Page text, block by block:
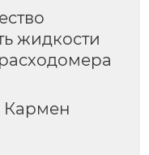
жидкости
Кармен